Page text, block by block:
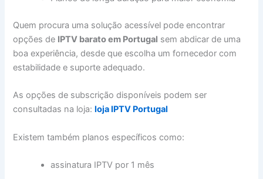
Quem procura uma solução acessível pode encontrar
opções de IPTV barato em Portugal sem abdicar de uma
boa experiência, desde que escolha um fornecedor com
estabilidade e suporte adequado.
As opções de subscrição disponíveis podem ser
consultadas na loja: loja IPTV Portugal
Existem também planos específicos como:
assinatura IPTV por 1 mês